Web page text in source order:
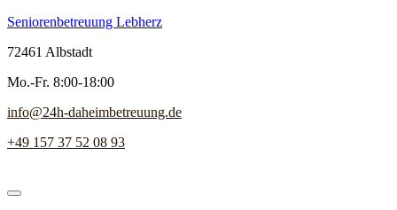
Seniorenbetreuung Lebherz
72461 Albstadt
Mo.-Fr. 8:00-18:00
info@24h-daheimbetreuung.de
+49 157 37 52 08 93